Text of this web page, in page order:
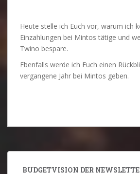
Heute stelle ich Euch vor, warum ich
Einzahlungen bei Mintos tätige und
Twino bespare.
Ebenfalls werde ich Euch einen
vergangene Jahr bei Mintos geben.
BUDGETVISION DER